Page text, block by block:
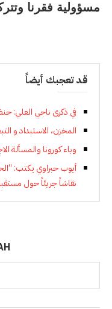
مسؤولية فقرنا
قد تعجبك أيضاً
في ذكرى ناجي العلي:
المخزن، الاستبداد و
وباء كورونا والمسألة
أيوب حبراوي يكتب:
نقاشاً جريئاً حول